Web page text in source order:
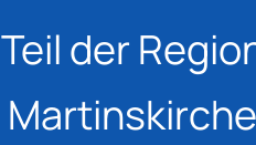
Teil der
Martinskirche